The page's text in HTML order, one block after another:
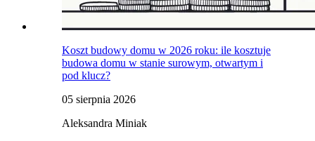
Koszt budowy domu w 2026 roku: ile kosztuje
budowa domu w stanie surowym, otwartym i
pod klucz?
05 sierpnia 2026
Aleksandra Miniak